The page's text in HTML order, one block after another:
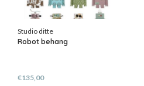
Studio ditte
Robot behang
€135,00